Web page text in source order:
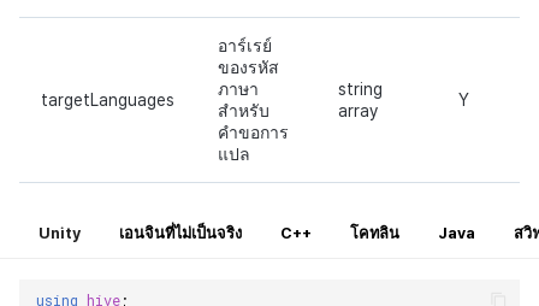
targetLanguages
อาร์เรย์
ของรหัส
ภาษา
สำหรับ
คำขอการ
แปล
string
array
Y
Unity เอนจินที่ไม่เป็นจริง C++ โคทลิน Java สวิ
using hive;